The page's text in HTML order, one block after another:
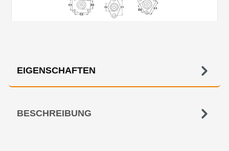
EIGENSCHAFTEN
BESCHREIBUNG